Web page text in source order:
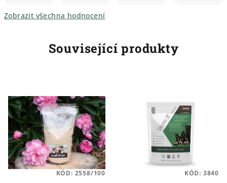
Zobrazit všechna hodnocení
Související produkty
KÓD: 2558/100 KÓD: 3840